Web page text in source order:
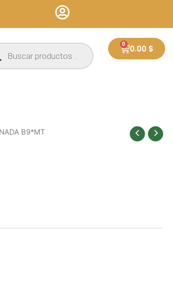
0.00 $
0
Cart
B9*MT